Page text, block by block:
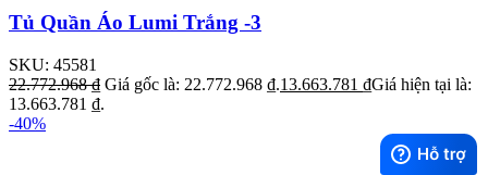
Tủ Quần Áo Lumi Trắng -3
SKU: 45581
22.772.968₫ Giá gốc là: 22.772.968 ₫.13.663.781 ₫Giá hiện tại là:
13.663.781 ₫.
-40%